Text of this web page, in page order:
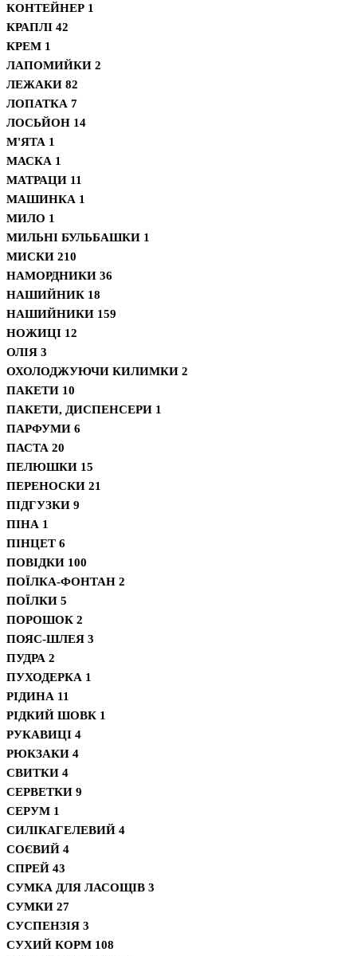
КОНТЕЙНЕР 1
КРАПЛІ 42
КРЕМ 1
ЛАПОМИЙКИ 2
ЛЕЖАКИ 82
ЛОПАТКА 7
ЛОСЬЙОН 14
М'ЯТА 1
МАСКА 1
МАТРАЦИ 11
МАШИНКА 1
МИЛО 1
МИЛЬНІ БУЛЬБАШКИ 1
МИСКИ 210
НАМОРДНИКИ 36
НАШИЙНИК 18
НАШИЙНИКИ 159
НОЖИЦІ 12
ОЛІЯ 3
ОХОЛОДЖУЮЧИ КИЛИМКИ 2
ПАКЕТИ 10
ПАКЕТИ, ДИСПЕНСЕРИ 1
ПАРФУМИ 6
ПАСТА 20
ПЕЛЮШКИ 15
ПЕРЕНОСКИ 21
ПІДГУЗКИ 9
ПІНА 1
ПІНЦЕТ 6
ПОВІДКИ 100
ПОЇЛКА-ФОНТАН 2
ПОЇЛКИ 5
ПОРОШОК 2
ПОЯС-ШЛЕЯ 3
ПУДРА 2
ПУХОДЕРКА 1
РІДИНА 11
РІДКИЙ ШОВК 1
РУКАВИЦІ 4
РЮКЗАКИ 4
СВИТКИ 4
СЕРВЕТКИ 9
СЕРУМ 1
СИЛІКАГЕЛЕВИЙ 4
СОЄВИЙ 4
СПРЕЙ 43
СУМКА ДЛЯ ЛАСОЩІВ 3
СУМКИ 27
СУСПЕНЗІЯ 3
СУХИЙ КОРМ 108